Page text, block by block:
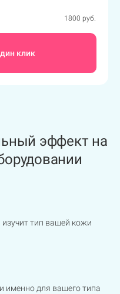
1800 руб.
клик
эффект на
тип вашей кожи
именно для вашего типа